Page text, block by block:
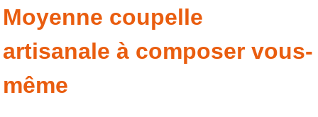
Moyenne coupelle
artisanale à composer vous-
même